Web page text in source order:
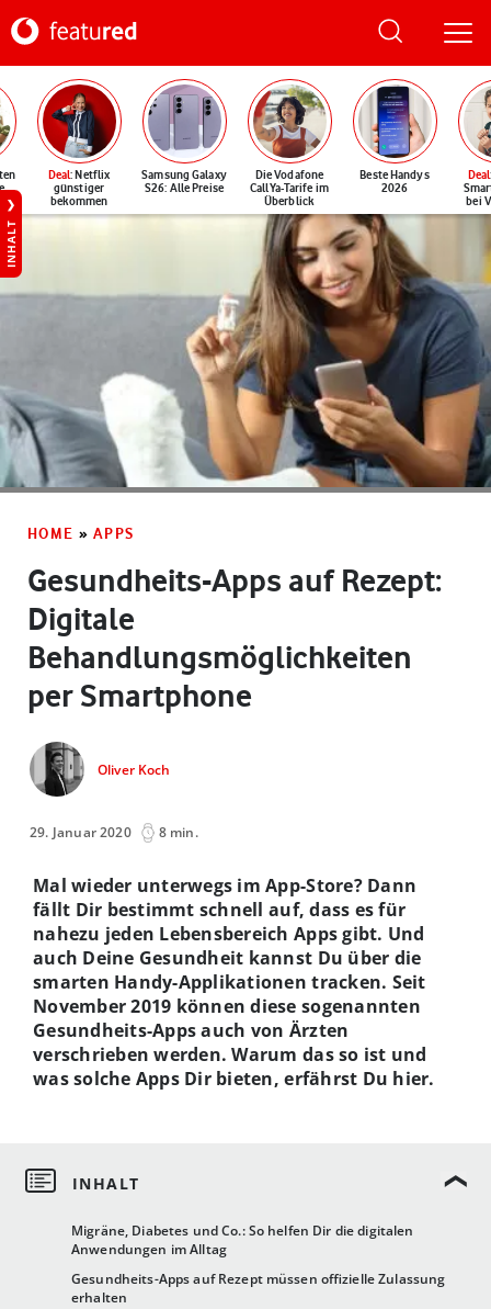
Deal: Netflix
günstiger
bekommen
Samsung Galaxy
S26: Alle Preise
Die Vodafone
CallYa-Tarife im
Überblick
Beste Handys
2026
Deal
bei
INHALT
HOME » APPS
Gesundheits-Apps auf Rezept:
Digitale
Behandlungsmöglichkeiten
per Smartphone
Oliver Koch
29. Januar 2020 8 min.
Migräne, Diabetes und Co.: So helfen Dir die digitalen
Anwendungen im Alltag
Gesundheits-Apps auf Rezept müssen offizielle Zulassung
erhalten
Mal wieder unterwegs im App-Store? Dann
fällt Dir bestimmt schnell auf, dass es für
nahezu jeden Lebensbereich Apps gibt. Und
auch Deine Gesundheit kannst Du über die
smarten Handy-Applikationen tracken. Seit
November 2019 können diese sogenannten
Gesundheits-Apps auch von Ärzten
verschrieben werden. Warum das so ist und
was solche Apps Dir bieten, erfährst Du hier.